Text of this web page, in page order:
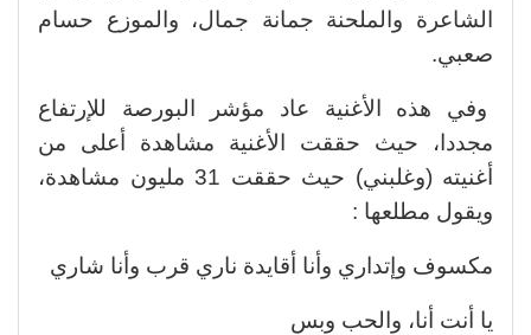
الشاعرة والملحنة جمانة جمال، والموزع حسام
صعبي.
وفي هذه الأغنية عاد مؤشر البورصة للإرتفاع
مجددا، حيث حققت الأغنية مشاهدة أعلى من
أغنيته (وغلبني) حيث حققت 31 مليون مشاهدة،
ويقول مطلعها :
مكسوف وإتداري وأنا أقايدة ناري قرب وأنا شاري
يا أنت أنا، والحب وبس